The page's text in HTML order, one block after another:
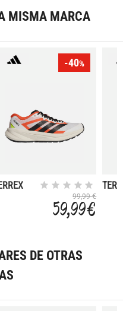
MISMA MARCA
-40%
99,99 €
59,99 €
DE OTRAS